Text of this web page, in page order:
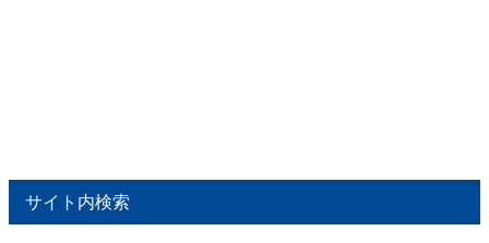
サイト内検索